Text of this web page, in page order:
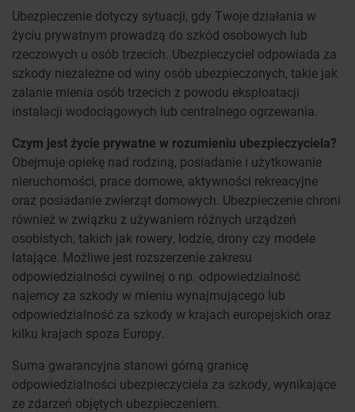
Ubezpieczenie dotyczy sytuacji, gdy Twoje działania w
życiu prywatnym prowadzą do szkód osobowych lub
rzeczowych u osób trzecich. Ubezpieczyciel odpowiada za
szkody niezależne od winy osób ubezpieczonych, takie jak
zalanie mienia osób trzecich z powodu eksploatacji
instalacji wodociągowych lub centralnego ogrzewania.
Czym jest życie prywatne w rozumieniu ubezpieczyciela?
Obejmuje opiekę nad rodziną, posiadanie i użytkowanie
nieruchomości, prace domowe, aktywności rekreacyjne
oraz posiadanie zwierząt domowych. Ubezpieczenie chroni
również w związku z używaniem różnych urządzeń
osobistych, takich jak rowery, łodzie, drony czy modele
latające. Możliwe jest rozszerzenie zakresu
odpowiedzialności cywilnej o np. odpowiedzialność
najemcy za szkody w mieniu wynajmującego lub
odpowiedzialność za szkody w krajach europejskich oraz
kilku krajach spoza Europy.
Suma gwarancyjna stanowi górną granicę
odpowiedzialności ubezpieczyciela za szkody, wynikające
ze zdarzeń objętych ubezpieczeniem.